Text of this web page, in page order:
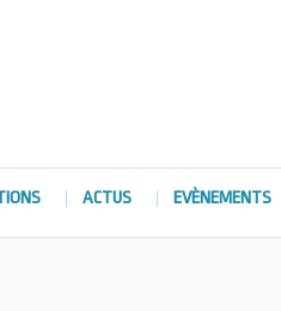
ACTUS EVÈNEMENTS